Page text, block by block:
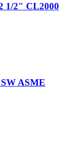
1/2" CL2000
ASME